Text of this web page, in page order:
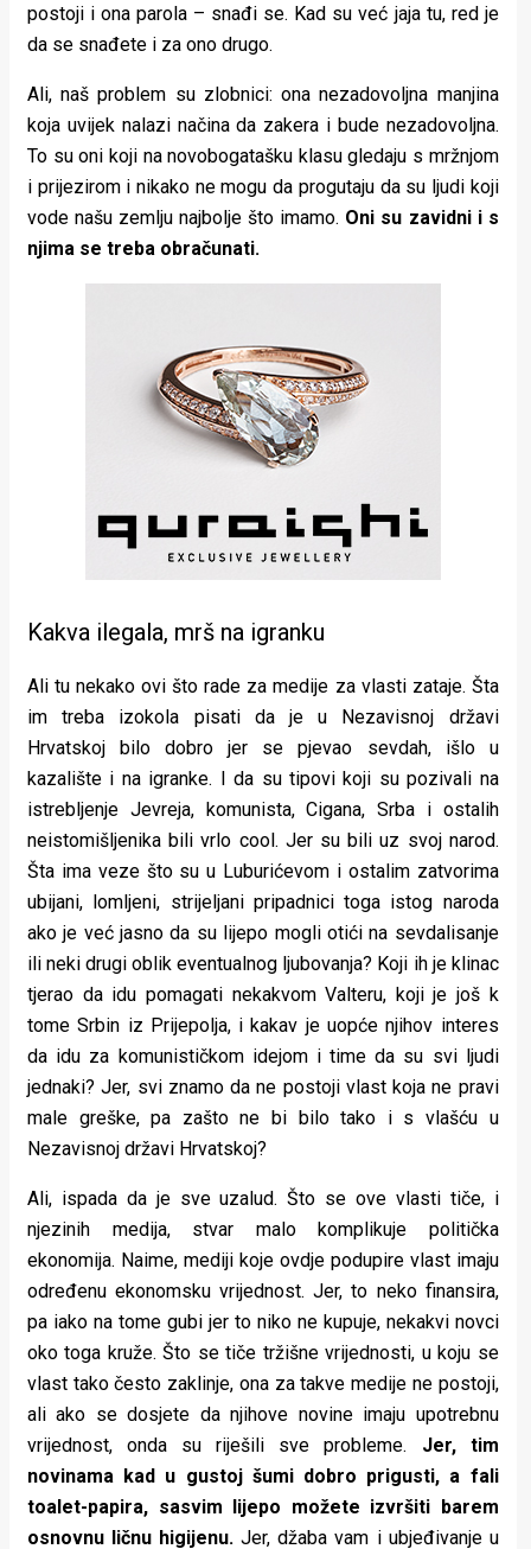
postoji i ona parola – snađi se. Kad su već jaja tu, red je
da se snađete i za ono drugo.
Ali, naš problem su zlobnici: ona nezadovoljna manjina
koja uvijek nalazi načina da zakera i bude nezadovoljna.
To su oni koji na novobogatašku klasu gledaju s mržnjom
i prijezirom i nikako ne mogu da progutaju da su ljudi koji
vode našu zemlju najbolje što imamo. Oni su zavidni i s
njima se treba obračunati.
Kakva ilegala, mrš na igranku
Ali tu nekako ovi što rade za medije za vlasti zataje. Šta
im treba izokola pisati da je u Nezavisnoj državi
Hrvatskoj bilo dobro jer se pjevao sevdah, išlo u
kazalište i na igranke. I da su tipovi koji su pozivali na
istrebljenje Jevreja, komunista, Cigana, Srba i ostalih
neistomišljenika bili vrlo cool. Jer su bili uz svoj narod.
Šta ima veze što su u Luburićevom i ostalim zatvorima
ubijani, lomljeni, strijeljani pripadnici toga istog naroda
ako je već jasno da su lijepo mogli otići na sevdalisanje
ili neki drugi oblik eventualnog ljubovanja? Koji ih je klinac
tjerao da idu pomagati nekakvom Valteru, koji je još k
tome Srbin iz Prijepolja, i kakav je uopće njihov interes
da idu za komunističkom idejom i time da su svi ljudi
jednaki? Jer, svi znamo da ne postoji vlast koja ne pravi
male greške, pa zašto ne bi bilo tako i s vlašću u
Nezavisnoj državi Hrvatskoj?
Ali, ispada da je sve uzalud. Što se ove vlasti tiče, i
njezinih medija, stvar malo komplikuje politička
ekonomija. Naime, mediji koje ovdje podupire vlast imaju
određenu ekonomsku vrijednost. Jer, to neko finansira,
pa iako na tome gubi jer to niko ne kupuje, nekakvi novci
oko toga kruže. Što se tiče tržišne vrijednosti, u koju se
vlast tako često zaklinje, ona za takve medije ne postoji,
ali ako se dosjete da njihove novine imaju upotrebnu
vrijednost, onda su riješili sve probleme. Jer, tim
novinama kad u gustoj šumi dobro prigusti, a fali
toalet-papira, sasvim lijepo možete izvršiti barem
osnovnu ličnu higijenu. Jer, džaba vam i ubjeđivanje u